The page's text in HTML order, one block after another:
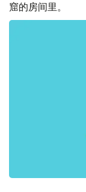
窟的房间里。